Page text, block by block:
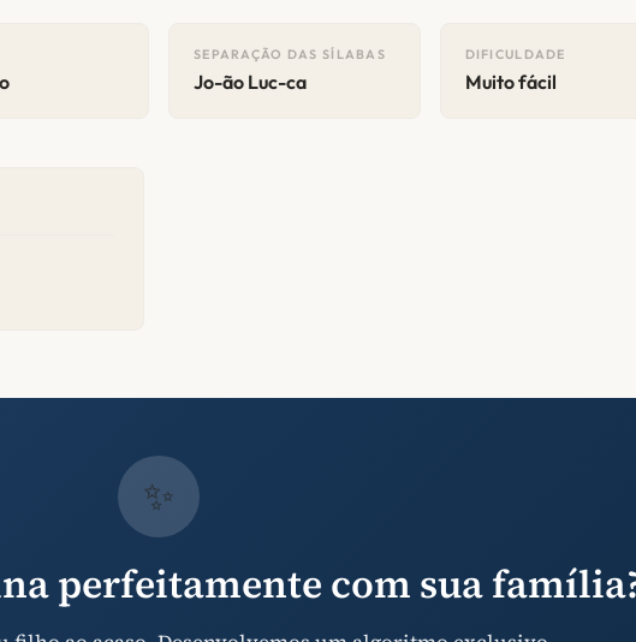
SEPARAÇÃO DAS SÍLABAS
Jo-ão Luc-ca
DIFICULDADE
Muito fácil
✨
perfeitamente com sua